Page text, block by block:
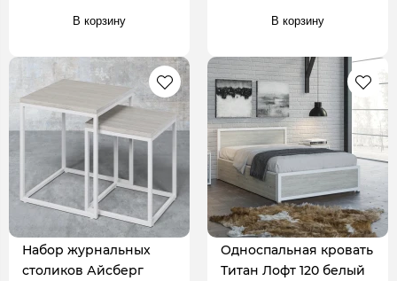
В корзину В корзину
Набор журнальных
столиков Айсберг
Односпальная кровать
Титан Лофт 120 белый